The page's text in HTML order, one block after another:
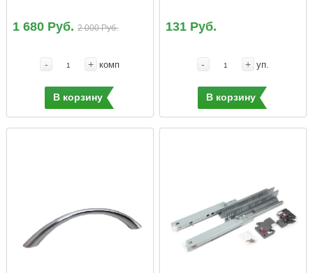
1 680 Руб.2 000 Руб.
- + комп
В корзину
131 Руб.
- + уп.
В корзину